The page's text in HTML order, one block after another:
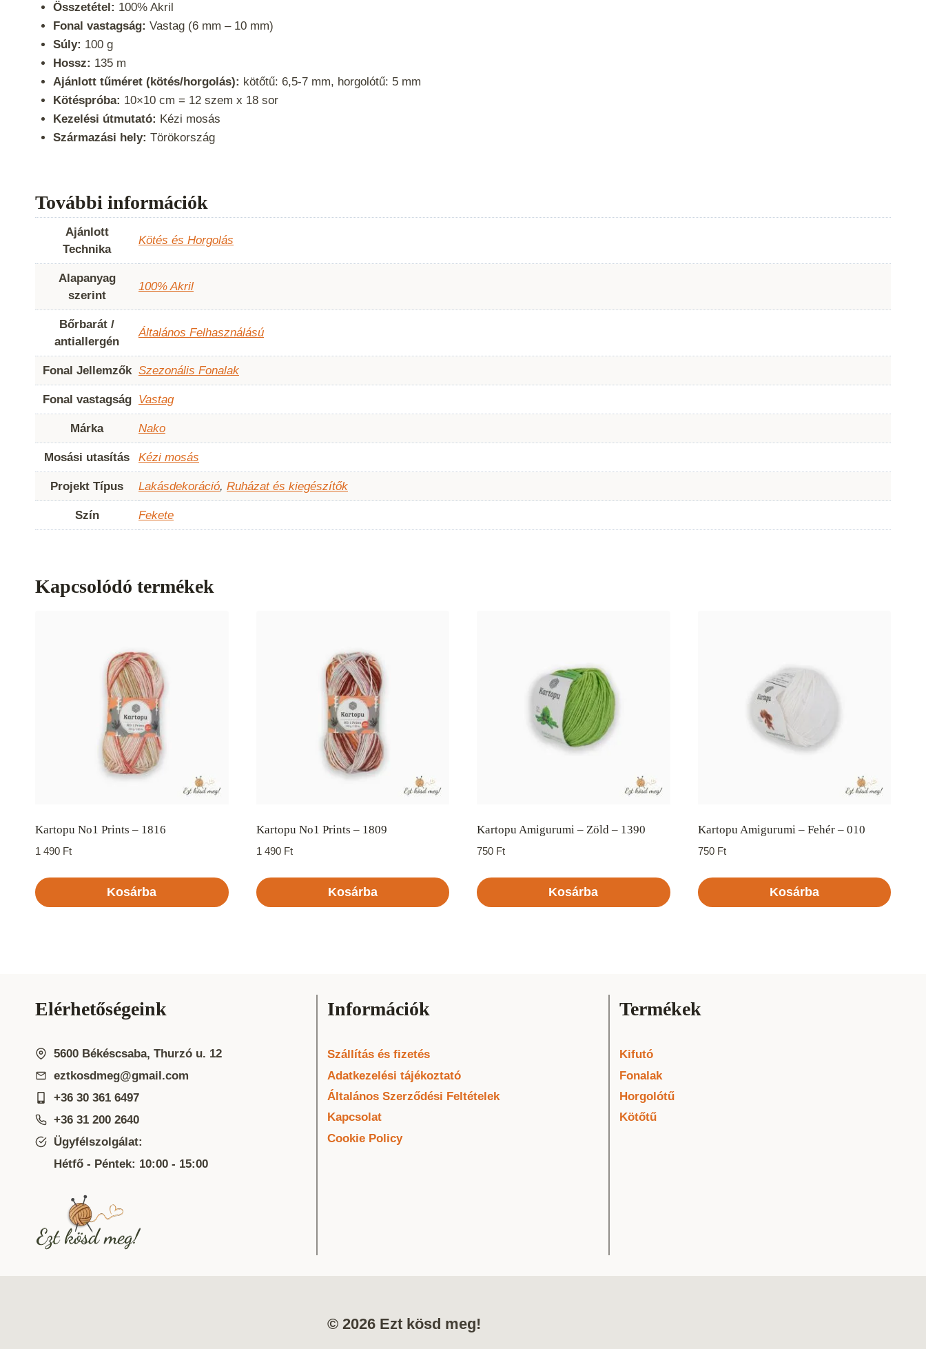
Összetétel: 100% Akril
Fonal vastagság: Vastag (6 mm – 10 mm)
Súly: 100 g
Hossz: 135 m
Ajánlott tűméret (kötés/horgolás): kötőtű: 6,5-7 mm, horgolótű: 5 mm
Kötéspróba: 10×10 cm = 12 szem x 18 sor
Kezelési útmutató: Kézi mosás
Származási hely: Törökország
További információk
Ajánlott
Technika
Kötés és Horgolás
Alapanyag
szerint
100% Akril
Bőrbarát /
antiallergén
Általános Felhasználású
Fonal Jellemzők Szezonális Fonalak
Fonal vastagság Vastag
Márka Nako
Mosási utasítás Kézi mosás
Projekt Típus Lakásdekoráció, Ruházat és kiegészítők
Szín Fekete
Kapcsolódó termékek
Kartopu No1 Prints – 1816
1 490 Ft
Kosárba
Kartopu No1 Prints – 1809
1 490 Ft
Kosárba
Kartopu Amigurumi – Zöld – 1390
750 Ft
Kosárba
Kartopu Amigurumi – Fehér – 010
750 Ft
Kosárba
Elérhetőségeink
5600 Békéscsaba, Thurzó u. 12
eztkosdmeg@gmail.com
+36 30 361 6497
+36 31 200 2640
Ügyfélszolgálat:
Hétfő - Péntek: 10:00 - 15:00
Információk
Szállítás és fizetés
Adatkezelési tájékoztató
Általános Szerződési Feltételek
Kapcsolat
Cookie Policy
Termékek
Kifutó
Fonalak
Horgolótű
Kötőtű
© 2026 Ezt kösd meg!